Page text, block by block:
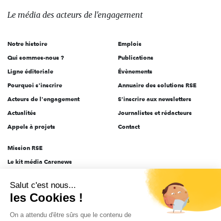
des
l'engagement
Le média des acteurs de l'engagement
Notre histoire
Qui sommes-nous ?
Ligne éditoriale
Pourquoi s'inscrire
Acteurs de l'engagement
Actualités
Appels à projets
Emplois
Publications
Évènements
Annuaire des solutions RSE
S'inscrire aux newsletters
Journalistes et rédacteurs
Contact
Mission RSE
Le kit média Carenews
AEF info
Novethic
PRODURABLE
Salut c'est nous...
les Cookies !
On a attendu d'être sûrs que le contenu de